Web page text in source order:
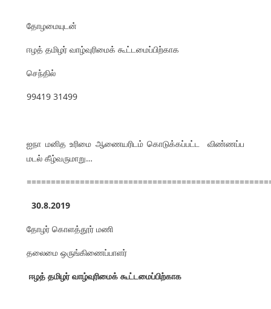
தோழமையுடன்
ஈழத் தமிழர் வாழ்வுரிமைக் கூட்டமைப்பிற்காக
செந்தில்
99419 31499
ஐநா மனித உரிமை ஆணையரிடம் கொடுக்கப்பட்ட விண்ணப்ப
மடல் கீழ்வருமாறு…
30.8.2019
தோழர் கொளத்தூர் மணி
தலைமை ஒருங்கிணைப்பாளர்
ஈழத் தமிழர் வாழ்வுரிமைக் கூட்டமைப்பிற்காக